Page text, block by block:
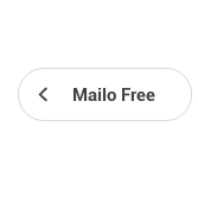
Mailo Free